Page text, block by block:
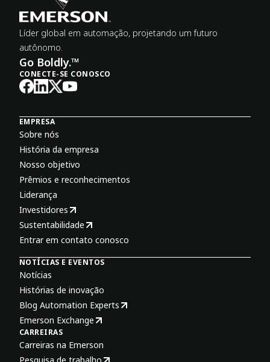
Líder global em automação, projetando um futuro
autônomo.
Go Boldly.™
CONECTE-SE CONOSCO
EMPRESA
Sobre nós
História da empresa
Nosso objetivo
Prêmios e reconhecimentos
Liderança
Investidores
Sustentabilidade
Entrar em contato conosco
NOTÍCIAS E EVENTOS
Notícias
Histórias de inovação
Blog Automation Experts
Emerson Exchange
CARREIRAS
Carreiras na Emerson